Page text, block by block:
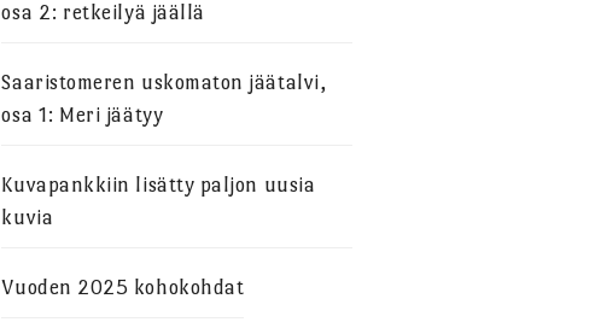
osa 2: retkeilyä jäällä
Saaristomeren uskomaton jäätalvi,
osa 1: Meri jäätyy
Kuvapankkiin lisätty paljon uusia
kuvia
Vuoden 2025 kohokohdat